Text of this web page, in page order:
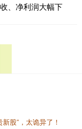
、净利润大幅下
股”，太诡异了！